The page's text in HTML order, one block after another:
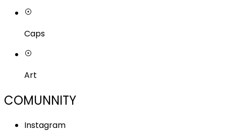
Caps
Art
COMUNNITY
Instagram